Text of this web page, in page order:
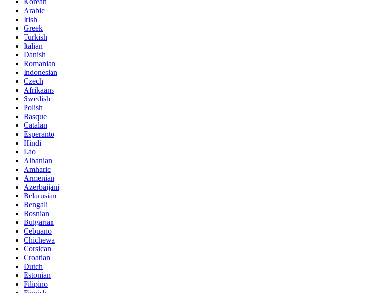
Korean
Arabic
Irish
Greek
Turkish
Italian
Danish
Romanian
Indonesian
Czech
Afrikaans
Swedish
Polish
Basque
Catalan
Esperanto
Hindi
Lao
Albanian
Amharic
Armenian
Azerbaijani
Belarusian
Bengali
Bosnian
Bulgarian
Cebuano
Chichewa
Corsican
Croatian
Dutch
Estonian
Filipino